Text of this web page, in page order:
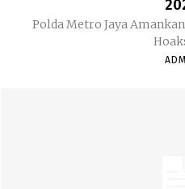
Polda Metro Jaya